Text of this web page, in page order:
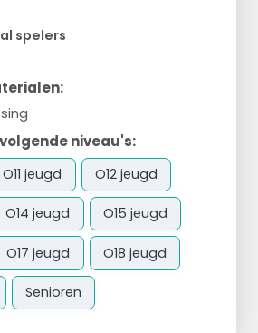
spelers
niveau's:
O11 jeugd O12 jeugd
O14 jeugd O15 jeugd
O17 jeugd O18 jeugd
Senioren